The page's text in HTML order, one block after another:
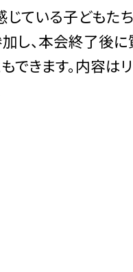
じている子どもた
し、本会終了後に
きます。内容は